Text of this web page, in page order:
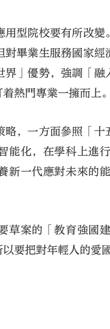
型院校要有所改
畢業生服務國家
」優勢，強調「
熱門專業一擁而上。
，一方面參照「
能化，在學科上進
新一代應對未來的
草案的「教育強國
要把對年輕人的